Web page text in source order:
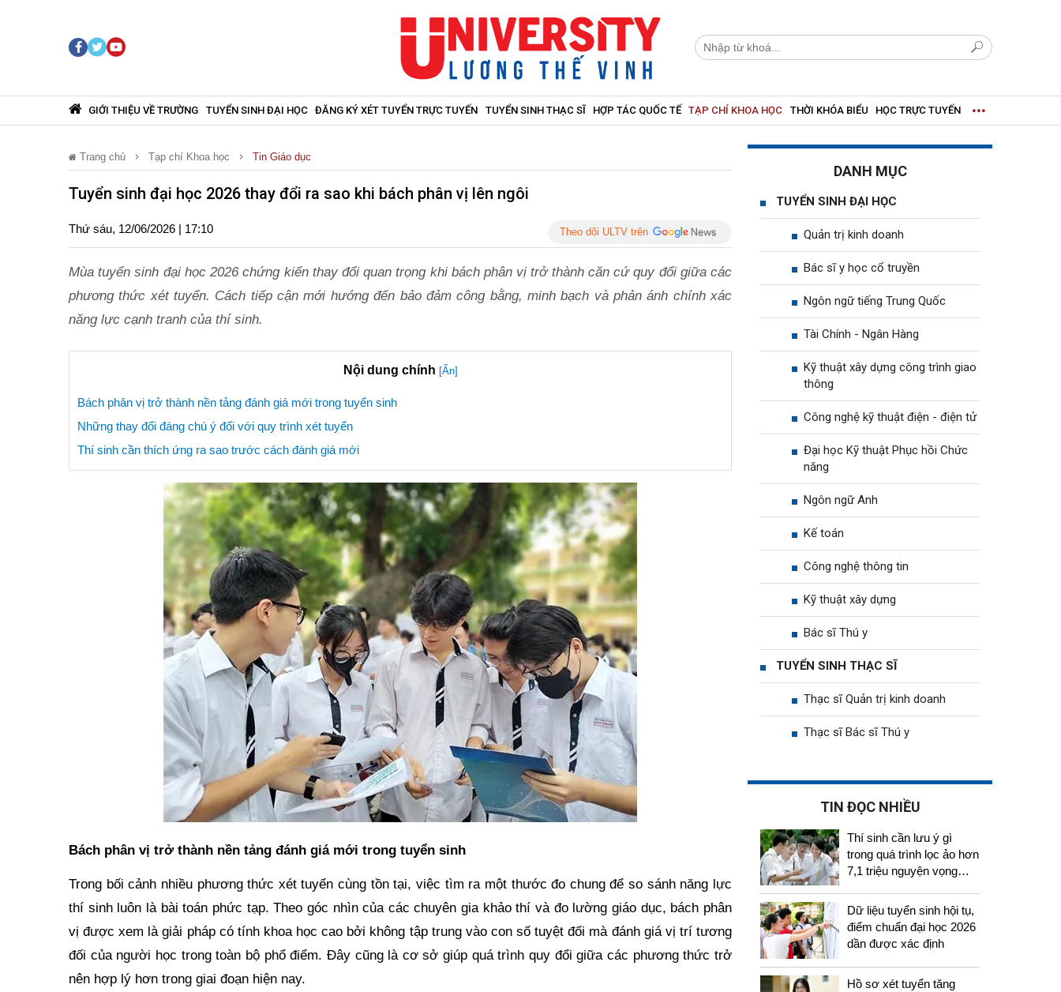
GIỚI THIỆU VỀ TRƯỜNG TUYỂN SINH ĐẠI HỌC ĐĂNG KÝ XÉT TUYỂN TRỰC TUYẾN TUYỂN SINH THẠC SĨ HỢP TÁC QUỐC TẾ TẠP CHÍ KHOA HỌC THỜI KHÓA BIỂU HỌC TRỰC TUYẾN
Trang chủ Tạp chí Khoa học Tin Giáo dục
Tuyển sinh đại học 2026 thay đổi ra sao khi bách phân vị lên ngôi
Thứ sáu, 12/06/2026 | 17:10 Theo dõi ULTV trên
Mùa tuyển sinh đại học 2026 chứng kiến thay đổi quan trọng khi bách phân vị trở thành căn cứ quy đổi giữa các
phương thức xét tuyển. Cách tiếp cận mới hướng đến bảo đảm công bằng, minh bạch và phản ánh chính xác
năng lực cạnh tranh của thí sinh.
Nội dung chính [Ẩn]
Bách phân vị trở thành nền tảng đánh giá mới trong tuyển sinh
Những thay đổi đáng chú ý đối với quy trình xét tuyển
Thí sinh cần thích ứng ra sao trước cách đánh giá mới
Bách phân vị trở thành nền tảng đánh giá mới trong tuyển sinh
Trong bối cảnh nhiều phương thức xét tuyển cùng tồn tại, việc tìm ra một thước đo chung để so sánh năng lực
thí sinh luôn là bài toán phức tạp. Theo góc nhìn của các chuyên gia khảo thí và đo lường giáo dục, bách phân
vị được xem là giải pháp có tính khoa học cao bởi không tập trung vào con số tuyệt đối mà đánh giá vị trí tương
đối của người học trong toàn bộ phổ điểm. Đây cũng là cơ sở giúp quá trình quy đổi giữa các phương thức trở
nên hợp lý hơn trong giai đoạn hiện nay.
DANH MỤC
TUYỂN SINH ĐẠI HỌC
Quản trị kinh doanh
Bác sĩ y học cổ truyền
Ngôn ngữ tiếng Trung Quốc
Tài Chính - Ngân Hàng
Kỹ thuật xây dựng công trình giao
thông
Công nghệ kỹ thuật điện - điện tử
Đại học Kỹ thuật Phục hồi Chức
năng
Ngôn ngữ Anh
Kế toán
Công nghệ thông tin
Kỹ thuật xây dựng
Bác sĩ Thú y
TUYỂN SINH THẠC SĨ
Thạc sĩ Quản trị kinh doanh
Thạc sĩ Bác sĩ Thú y
TIN ĐỌC NHIỀU
Thí sinh cần lưu ý gì
trong quá trình lọc ảo hơn
7,1 triệu nguyện vọng
Dữ liệu tuyển sinh hội tụ,
điểm chuẩn đại học 2026
dần được xác định
Hồ sơ xét tuyển tăng